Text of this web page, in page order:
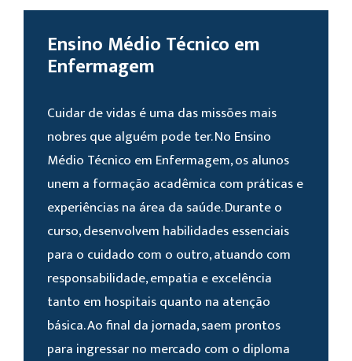
Ensino Médio Técnico em
Enfermagem
Cuidar de vidas é uma das missões mais
nobres que alguém pode ter. No Ensino
Médio Técnico em Enfermagem, os alunos
unem a formação acadêmica com práticas e
experiências na área da saúde. Durante o
curso, desenvolvem habilidades essenciais
para o cuidado com o outro, atuando com
responsabilidade, empatia e excelência
tanto em hospitais quanto na atenção
básica. Ao final da jornada, saem prontos
para ingressar no mercado com o diploma